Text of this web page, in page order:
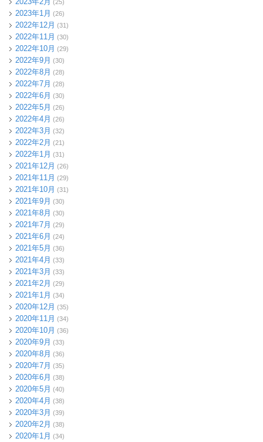
(25)
2023年1月 (26)
2022年12月 (31)
2022年11月 (30)
2022年10月 (29)
2022年9月 (30)
2022年8月 (28)
2022年7月 (28)
2022年6月 (30)
2022年5月 (26)
2022年4月 (26)
2022年3月 (32)
2022年2月 (21)
2022年1月 (31)
2021年12月 (26)
2021年11月 (29)
2021年10月 (31)
2021年9月 (30)
2021年8月 (30)
2021年7月 (29)
2021年6月 (24)
2021年5月 (36)
2021年4月 (33)
2021年3月 (33)
2021年2月 (29)
2021年1月 (34)
2020年12月 (35)
2020年11月 (34)
2020年10月 (36)
2020年9月 (33)
2020年8月 (36)
2020年7月 (35)
2020年6月 (38)
2020年5月 (40)
2020年4月 (38)
2020年3月 (39)
2020年2月 (38)
2020年1月 (34)